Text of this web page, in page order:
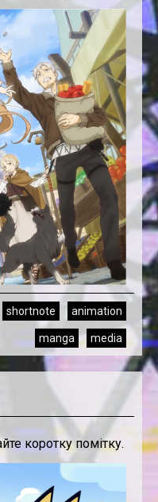
shortnote animation
manga media
коротку помітку.